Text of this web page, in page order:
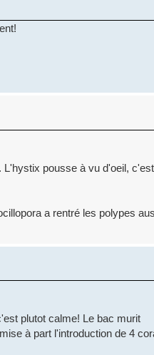
L'hystix pousse à vu d'oeil, c'est
a rentré les polypes
plutot calme! Le bac murit
à part l'introduction de 4